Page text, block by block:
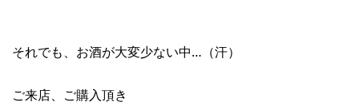
それでも、お酒が大変少ない中…（汗）
ご来店、ご購入頂き